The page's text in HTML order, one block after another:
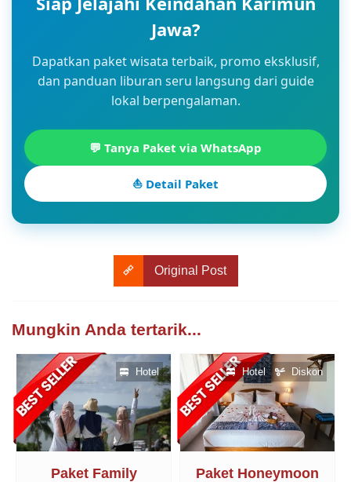
Jawa?
Dapatkan paket wisata terbaik, promo eksklusif,
dan panduan liburan seru langsung dari guide
lokal berpengalaman.
💬 Tanya Paket via WhatsApp
⛵ Detail Paket
Original Post
Mungkin Anda tertarik...
Paket Family
Hotel
Paket Honeymoon
Hotel Diskon